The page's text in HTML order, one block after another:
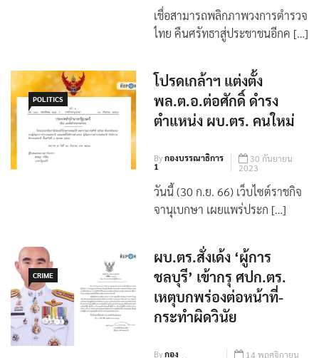
Byกองบรรณาธิการ
1
30 กันยายน
2023
เชื่อสามารถพลิกภาพวงการตำรวจ
POLITICS
โปรดเกล้าฯ แต่งตั้ง
พล.ต.อ.ต่อศักดิ์ ดำรง
ตำแหน่ง ผบ.ตร. คนใหม่
Byกองบรรณาธิการ
1
30 กันยายน
2023
วันนี้ (30 ก.ย. 66) เว็บไซต์ราชกิจ
CRIME
ผบ.ตร.สั่งเด้ง ‘ผู้การ
ชลบุรี’ เข้ากรุ ศปก.ตร.
เหตุบกพร่องต่อหน้าที่-
กระทำผิดวินัย